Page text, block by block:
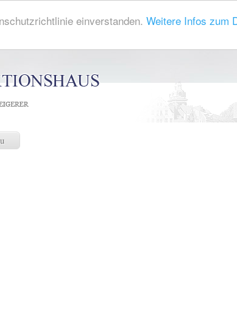
einverstanden. Weitere Infos zum